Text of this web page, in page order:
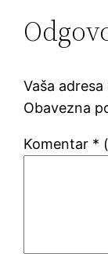
Vaša
Obavezna
Komentar *